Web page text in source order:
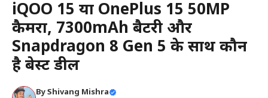
iQOO 15 या OnePlus 15 50MP
कैमरा, 7300mAh बैटरी और
Snapdragon 8 Gen 5 के साथ कौन
है बेस्ट डील
ByShivang Mishra